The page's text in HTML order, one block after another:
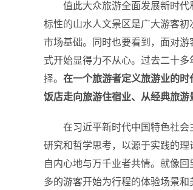
值此大众旅游全面发展新时
标性的山水人文景区是广大游客
市场基础。同时也要看到，面对
式开始显得力不从心。过去二十
择。 在一个旅游者定义旅游业的
饭店走向旅游住宿业、从经典旅
在习近平新时代中国特色社
研究和哲学思考，以源于实践的理
自内心地与万千业者共情。 就像回
多的游客开始为行程的体验场景和